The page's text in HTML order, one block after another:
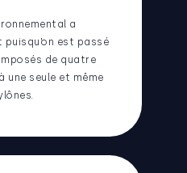
a
est passé
de quatre
une seule et même